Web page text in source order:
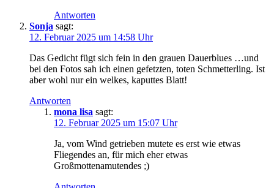
Antworten
Sonja sagt:
12. Februar 2025 um 14:58 Uhr
Das Gedicht fügt sich fein in den grauen Dauerblues …und
bei den Fotos sah ich einen gefetzten, toten Schmetterling. Ist
aber wohl nur ein welkes, kaputtes Blatt!
Antworten
mona lisa sagt:
12. Februar 2025 um 15:07 Uhr
Ja, vom Wind getrieben mutete es erst wie etwas
Fliegendes an, für mich eher etwas
Großmottenamutendes ;)